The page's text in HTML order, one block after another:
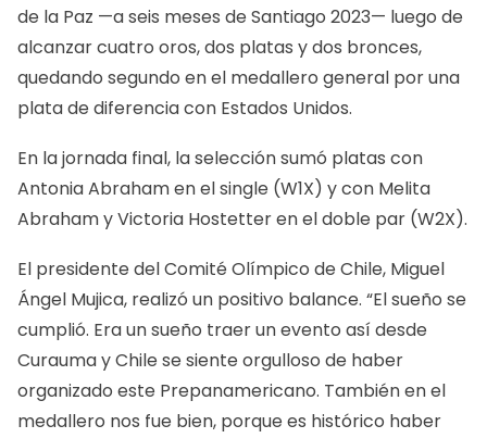
de la Paz —a seis meses de Santiago 2023— luego de
alcanzar cuatro oros, dos platas y dos bronces,
quedando segundo en el medallero general por una
plata de diferencia con Estados Unidos.
En la jornada final, la selección sumó platas con
Antonia Abraham en el single (W1X) y con Melita
Abraham y Victoria Hostetter en el doble par (W2X).
El presidente del Comité Olímpico de Chile, Miguel
Ángel Mujica, realizó un positivo balance. “El sueño se
cumplió. Era un sueño traer un evento así desde
Curauma y Chile se siente orgulloso de haber
organizado este Prepanamericano. También en el
medallero nos fue bien, porque es histórico haber